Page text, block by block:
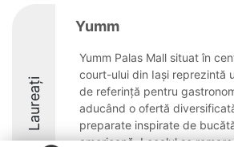
Laureați
Yumm
Yumm Palas Mall situat în
court-ului din Iași reprezintă
de referință pentru
aducând o ofertă
preparate inspirate de
americană. Localul se